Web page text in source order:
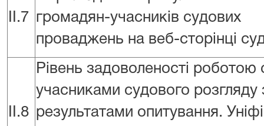
II.7 громадян-учасників судових
проваджень на веб-сторінці
II.8
Рівень задоволеності роботою
учасниками судового розгляду
результатами опитування.